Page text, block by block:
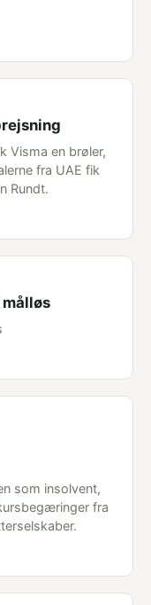
Visma en brøler,
fra UAE fik
Rundt.
som insolvent,
fra